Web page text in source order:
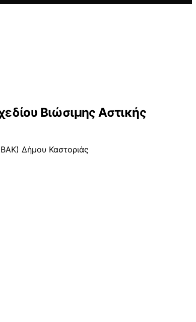
Βιώσιμης Αστικής
Δήμου Καστοριάς